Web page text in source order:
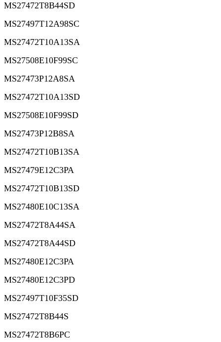
MS27472T8B44SD
MS27497T12A98SC
MS27472T10A13SA
MS27508E10F99SC
MS27473P12A8SA
MS27472T10A13SD
MS27508E10F99SD
MS27473P12B8SA
MS27472T10B13SA
MS27479E12C3PA
MS27472T10B13SD
MS27480E10C13SA
MS27472T8A44SA
MS27472T8A44SD
MS27480E12C3PA
MS27480E12C3PD
MS27497T10F35SD
MS27472T8B44S
MS27472T8B6PC